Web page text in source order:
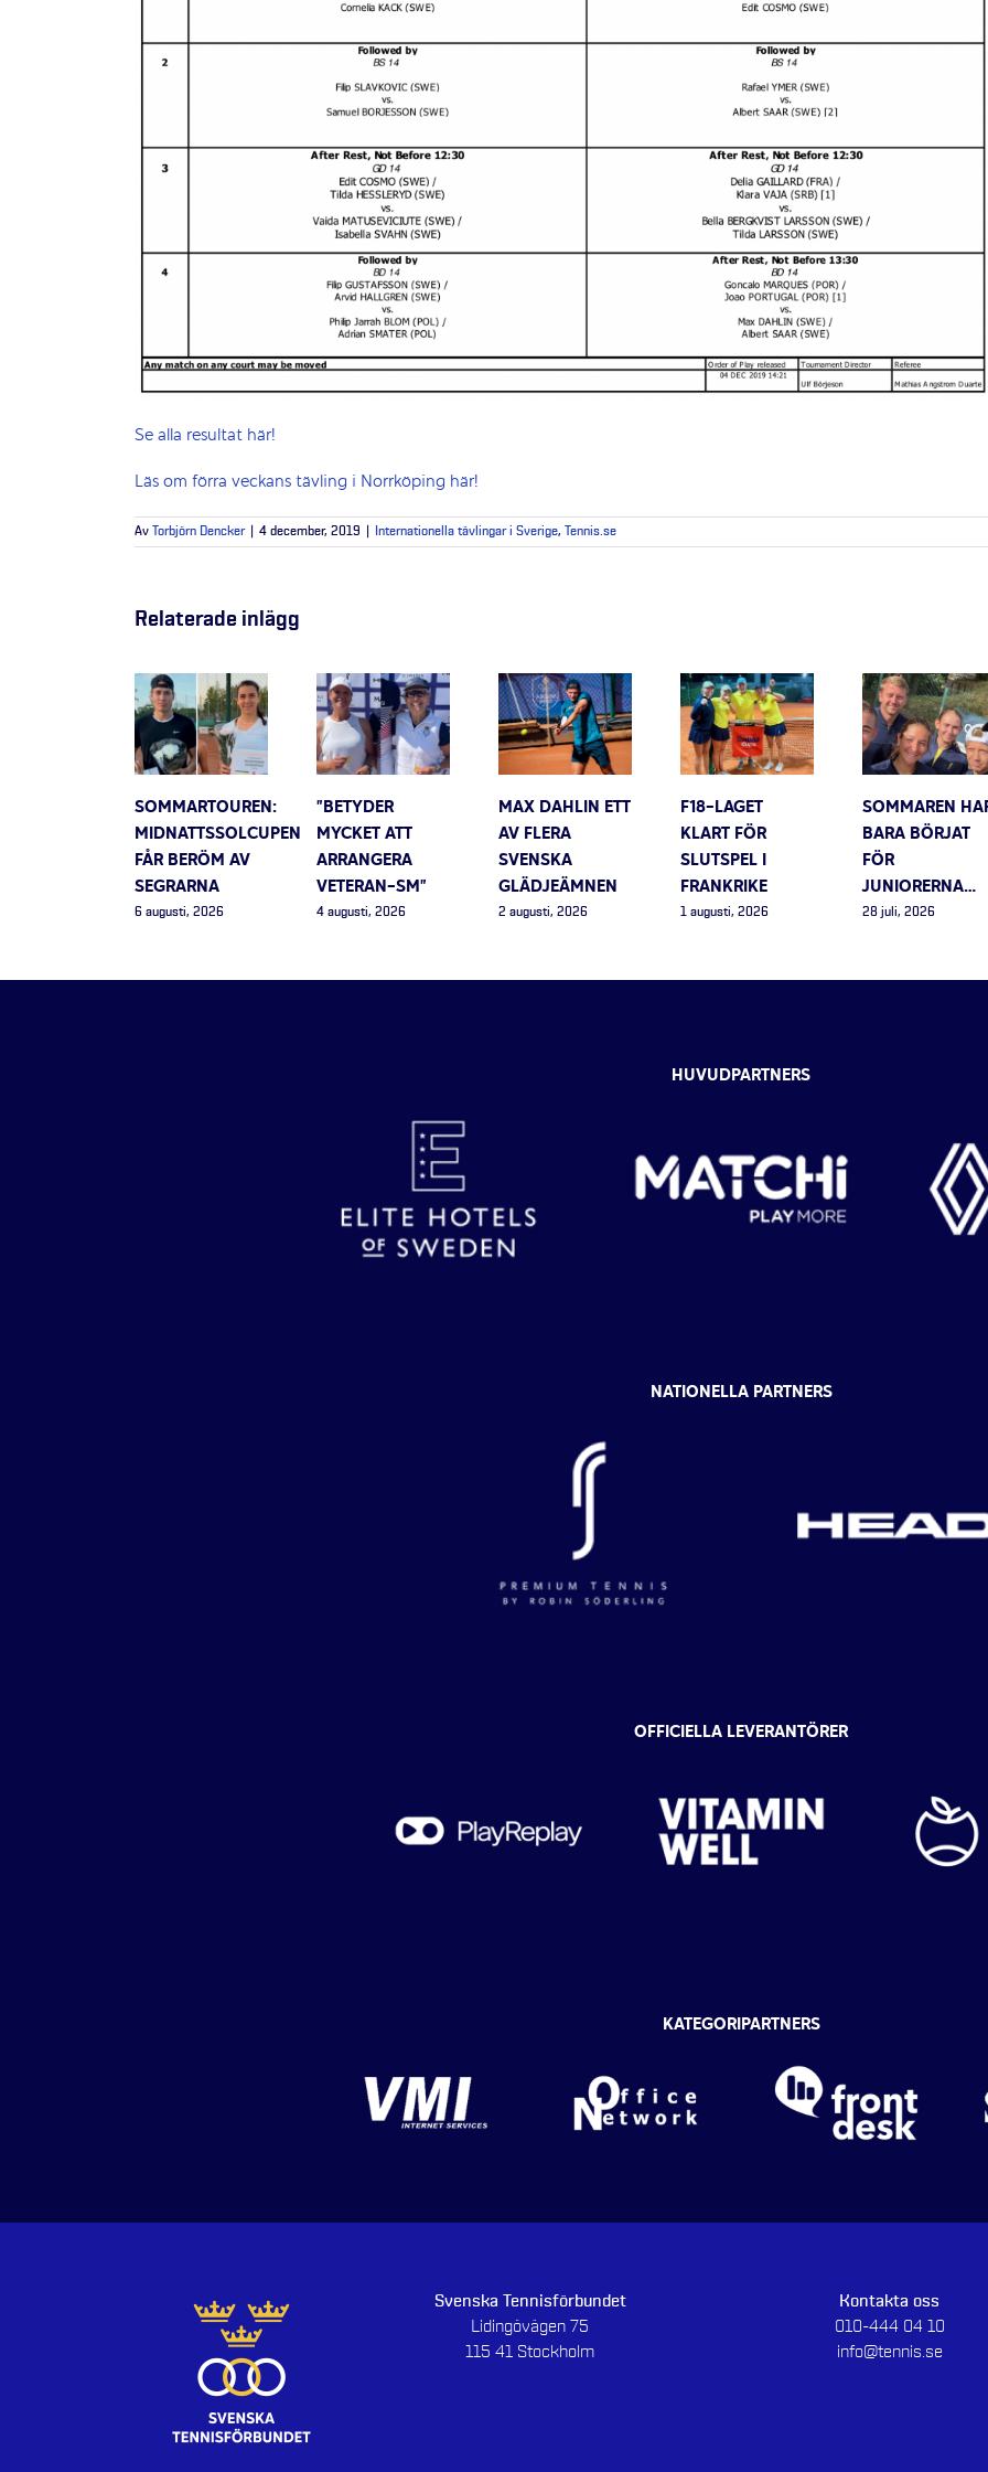
Se alla resultat här!
Läs om förra veckans tävling i Norrköping här!
Av Torbjörn Dencker 4 december, 2019 Internationella tävlingar i Sverige, Tennis.se
Relaterade inlägg
SOMMARTOUREN:
MIDNATTSSOLCUPEN
FÅR BERÖM AV
SEGRARNA
6 augusti, 2026
”BETYDER
MYCKET ATT
ARRANGERA
VETERAN-SM”
4 augusti, 2026
MAX DAHLIN ETT
AV FLERA
SVENSKA
GLÄDJEÄMNEN
2 augusti, 2026
F18-LAGET
KLART FÖR
SLUTSPEL I
FRANKRIKE
1 augusti, 2026
SOMMAREN
BARA BÖRJAT
FÖR
JUNIORERNA…
28 juli, 2026
HUVUDPARTNERS
NATIONELLA PARTNERS
OFFICIELLA LEVERANTÖRER
KATEGORIPARTNERS
Svenska Tennisförbundet
Lidingövägen 75
115 41 Stockholm
Kontakta oss
010-444 04 10
info@tennis.se